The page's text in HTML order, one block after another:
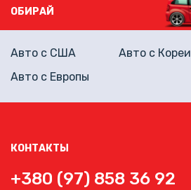
КОНТАКТЫ
+380 (97) 858 36 92
ОБИРАЙ
Авто с США
Авто с Кореи
Авто с Европы